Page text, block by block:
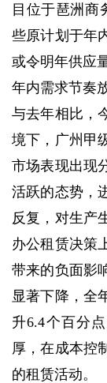
目位于琶洲商
些原计划于年
或令明年供应
年内需求节奏
与去年相比，
境下，广州甲
市场表现出现
活跃的态势，
反复，对生产
办公租赁决策
带来的负面影
显著下降，全
升6.4个百分
厚，在成本控
的租赁活动。